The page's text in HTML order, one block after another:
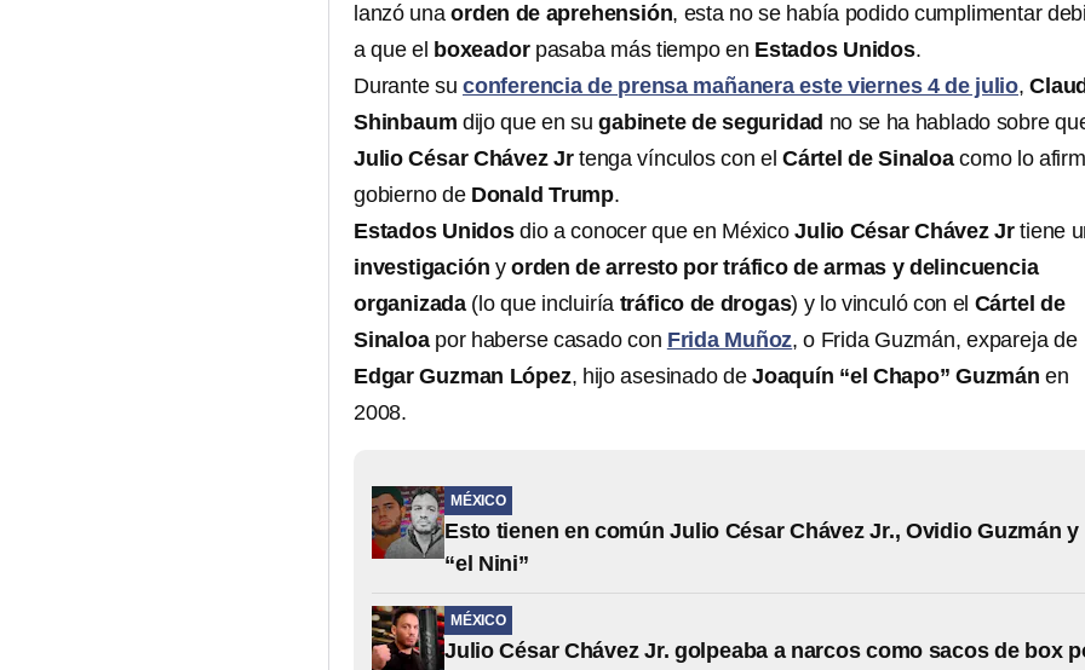
lanzó unaorden de aprehensión, esta no se había podido cumplimentar
a que el boxeadorpasaba más tiempo en Estados Unidos.
Durante su conferencia de prensa mañanera este viernes 4 de julio,
Shinbaum dijo que en sugabinete de seguridad no se ha hablado sobre
Julio César Chávez Jrtenga vínculos con elCártel de Sinaloacomo lo
gobierno de Donald Trump.
Estados Unidosdio a conocer que en MéxicoJulio César Chávez Jrtiene
investigación yorden de arresto por tráfico de armas y delincuencia
organizada (lo que incluiría tráfico de drogas) y lo vinculó con el Cártel de
Sinaloa por haberse casado con Frida Muñoz, o Frida Guzmán, expareja de
Edgar Guzman López, hijo asesinado deJoaquín “el Chapo” Guzmán en
2008.
MÉXICO
Esto tienen en común Julio César Chávez Jr., Ovidio Guzmán y
“el Nini”
MÉXICO
Julio César Chávez Jr. golpeaba a narcos como sacos de box